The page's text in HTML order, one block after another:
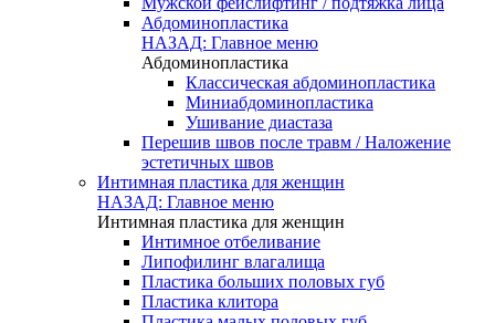
Абдоминопластика
НАЗАД: Главное меню
Абдоминопластика
Классическая абдоминопластика
Миниабдоминопластика
Ушивание диастаза
Перешив швов после травм / Наложение
эстетичных швов
Интимная пластика для женщин
НАЗАД: Главное меню
Интимная пластика для женщин
Интимное отбеливание
Липофилинг влагалища
Пластика больших половых губ
Пластика клитора